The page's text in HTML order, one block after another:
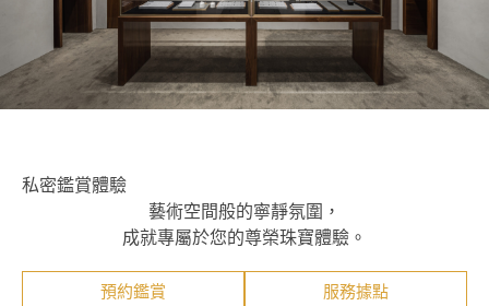
私密鑑賞體驗
藝術空間般的寧靜氛圍，
成就專屬於您的尊榮珠寶體驗。
預約鑑賞 服務據點